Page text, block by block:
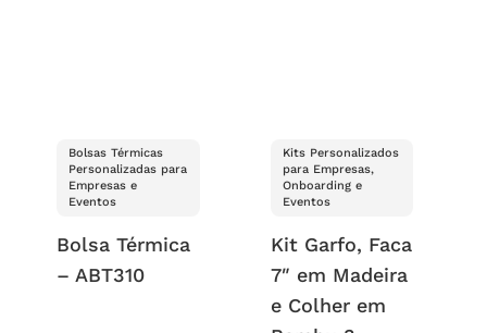
Bolsas Térmicas
Personalizadas para
Empresas e
Eventos
Bolsa Térmica
– ABT310
Kits Personalizados
para Empresas,
Onboarding e
Eventos
Kit Garfo, Faca
7″ em Madeira
e Colher em